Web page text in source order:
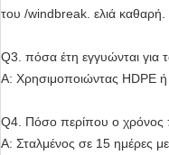
του /windbreak. ελιά καθαρή.
Q3. πόσα έτη εγγυώνται για
Α: Χρησιμοποιώντας HDPE ή
Q4. Πόσο περίπου ο
Α: Σταλμένος σε 15 ημέρες